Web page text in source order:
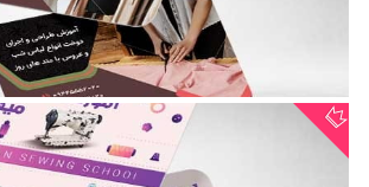
طرح کارت ویزیت کلاس خیاطی
79,000 تومان